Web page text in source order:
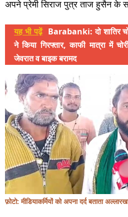
अपने प्रेमी सिराज पुत्र ताज हुसैन के
यह भी पढ़ें Barabanki: दो शातिर
ने किया गिरफ्तार, काफी मात्रा में
जेवरात व बाइक बरामद
फ़ोटो: मीडियाकर्मियों को अपना दर्द बताता